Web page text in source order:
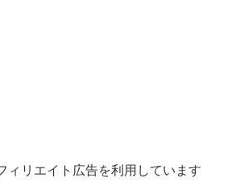
ィリエイト広告を利用しています